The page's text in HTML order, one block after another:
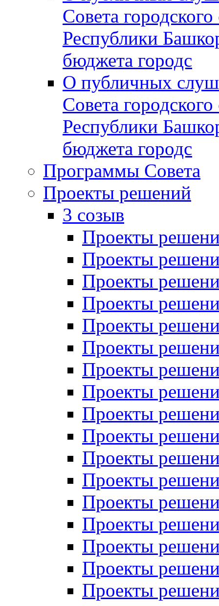
Совета
Республики
бюджета городс
О публичных
Совета
Республики
бюджета городс
Программы Совета
Проекты решений
3 созыв
Проекты
Проекты
Проекты
Проекты
Проекты
Проекты
Проекты
Проекты
Проекты
Проекты
Проекты
Проекты
Проекты
Проекты
Проекты
Проекты
Проекты